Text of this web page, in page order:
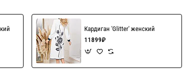
Кардиган 'Glitter' женский
11899₽